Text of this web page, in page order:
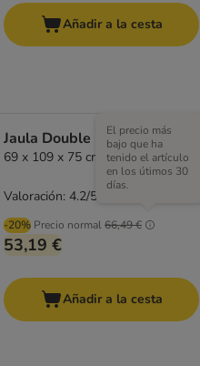
Añadir a la cesta
Jaula Double Door
69 x 109 x 75 cm (An x P x Al)
-20% Precio normal66,49 €
El precio más
bajo que ha
tenido el artículo
en los útimos 30
días.
53,19 €
Valoración: 4.2/5
Añadir a la cesta